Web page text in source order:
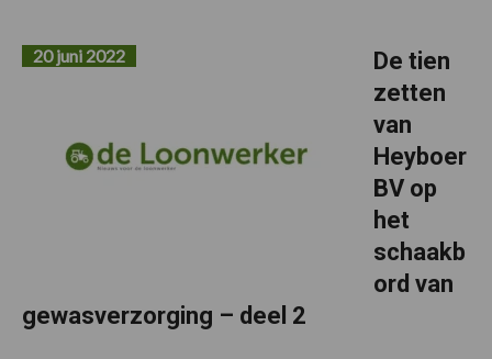
De tien
zetten
van
Heyboer
BV op
het
schaakb
ord van
gewasverzorging – deel 2
20 juni 2022